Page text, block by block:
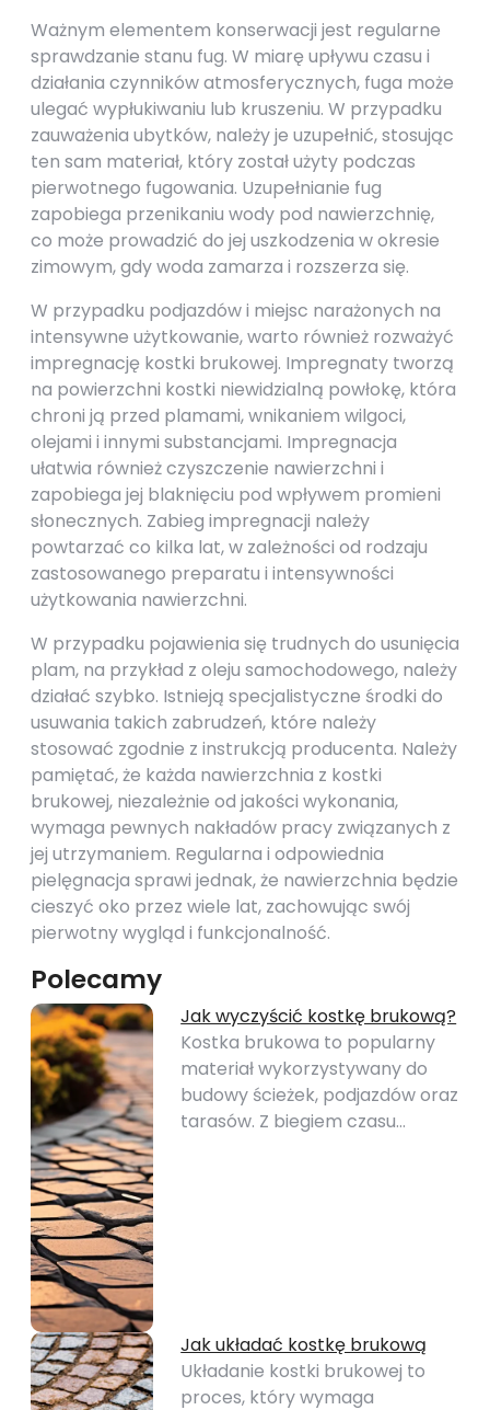
Ważnym elementem konserwacji jest regularne
sprawdzanie stanu fug. W miarę upływu czasu i
działania czynników atmosferycznych, fuga może
ulegać wypłukiwaniu lub kruszeniu. W przypadku
zauważenia ubytków, należy je uzupełnić, stosując
ten sam materiał, który został użyty podczas
pierwotnego fugowania. Uzupełnianie fug
zapobiega przenikaniu wody pod nawierzchnię,
co może prowadzić do jej uszkodzenia w okresie
zimowym, gdy woda zamarza i rozszerza się.
W przypadku podjazdów i miejsc narażonych na
intensywne użytkowanie, warto również rozważyć
impregnację kostki brukowej. Impregnaty tworzą
na powierzchni kostki niewidzialną powłokę, która
chroni ją przed plamami, wnikaniem wilgoci,
olejami i innymi substancjami. Impregnacja
ułatwia również czyszczenie nawierzchni i
zapobiega jej blaknięciu pod wpływem promieni
słonecznych. Zabieg impregnacji należy
powtarzać co kilka lat, w zależności od rodzaju
zastosowanego preparatu i intensywności
użytkowania nawierzchni.
W przypadku pojawienia się trudnych do usunięcia
plam, na przykład z oleju samochodowego, należy
działać szybko. Istnieją specjalistyczne środki do
usuwania takich zabrudzeń, które należy
stosować zgodnie z instrukcją producenta. Należy
pamiętać, że każda nawierzchnia z kostki
brukowej, niezależnie od jakości wykonania,
wymaga pewnych nakładów pracy związanych z
jej utrzymaniem. Regularna i odpowiednia
pielęgnacja sprawi jednak, że nawierzchnia będzie
cieszyć oko przez wiele lat, zachowując swój
pierwotny wygląd i funkcjonalność.
Polecamy
Jak wyczyścić kostkę brukową?
Kostka brukowa to popularny
materiał wykorzystywany do
budowy ścieżek, podjazdów oraz
tarasów. Z biegiem czasu…
Jak układać kostkę brukową
Układanie kostki brukowej to
proces, który wymaga